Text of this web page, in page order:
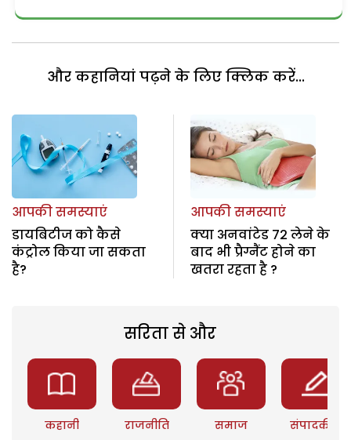
और कहानियां पढ़ने के लिए क्लिक करें...
आपकी समस्याएं
डायबिटीज को कैसे
कंट्रोल किया जा सकता
है?
आपकी समस्याएं
क्या अनवांटेड 72 लेने के
बाद भी प्रैग्नैंट होने का
खतरा रहता है ?
सरिता से और
कहानी राजनीति समाज संपादकीय